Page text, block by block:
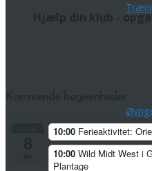
Hjælp din klub -
10:00 Ferieaktivitet:
10:00 Wild Midt West i
Plantage